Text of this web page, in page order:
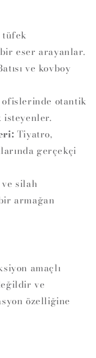
eser arayanlar.
ve kovboy
ofislerinde otantik
Tiyatro,
gerçekçi
silah
armağan
amaçlı
ve
özelliğine